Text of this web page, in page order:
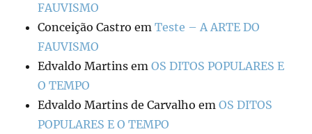
FAUVISMO
Conceição Castro emTeste – A ARTE DO
FAUVISMO
Edvaldo Martins emOS DITOS POPULARES E
O TEMPO
Edvaldo Martins de Carvalho emOS DITOS
POPULARES E O TEMPO